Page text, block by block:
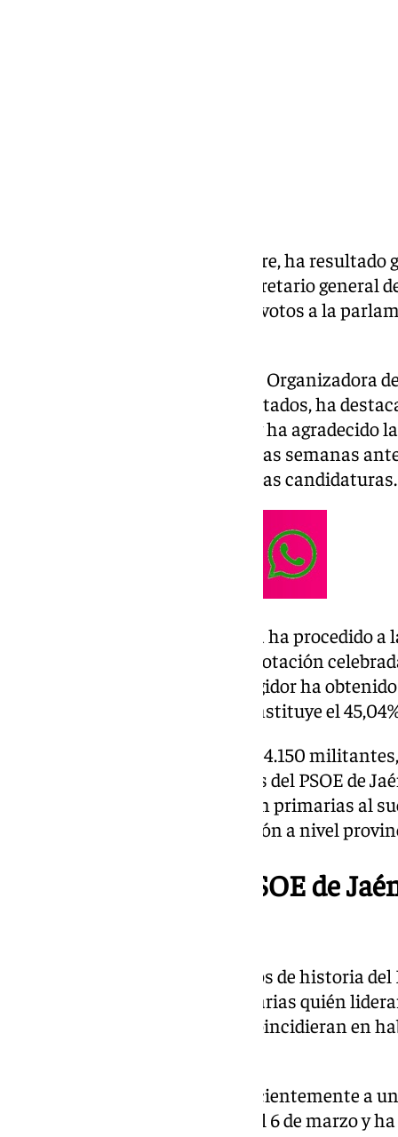
El alcalde de Arjona, Juan Latorre, ha
primarias para elegir nuevo secretario general
ha impuesto con el 54,62 de los votos a la
La coordinadora de la Comisión Organizadora
encargada de trasladar los resultados, ha
democracia interna ejemplar» y ha
tanto en esta jornada como en las semanas
el trabajo de los equipos de ambas candidaturas.
La Comisión Provincial de Ética ha procedido
Latorre tras el escrutinio de la votación
municipales. En concreto, el regidor ha
ha contado con 1.862, lo que constituye el
Han ejercido su derecho al voto 4.150
sobre el total de 5.819 militantes del PSOE de
que estaban llamados a elegir en primarias al
secretaría general de la formación a nivel
Primera vez que el PSOE de
Es la primera vez en los 106 años de historia del
militancia ha decidido en primarias quién
Ángeles Férriz y Juan Latorre coincidieran en
En este sentido, han aludido recientemente a
de las primarias que comenzó el 6 de marzo y